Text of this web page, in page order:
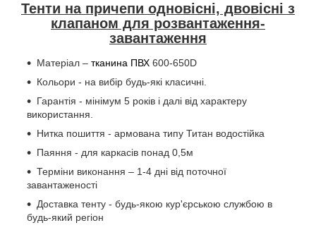
Тенти на причепи одновісні, двовісні з
клапаном для розвантаження-
завантаження
Матеріал – тканина ПВХ 600-650D
Кольори - на вибір будь-які класичні.
Гарантія - мінімум 5 років і далі від характеру
використання.
Нитка пошиття - армована типу Титан водостійка
Паяння - для каркасів понад 0,5м
Терміни виконання – 1-4 дні від поточної
завантаженості
Доставка тенту - будь-якою кур'єрською службою в
будь-який регіон